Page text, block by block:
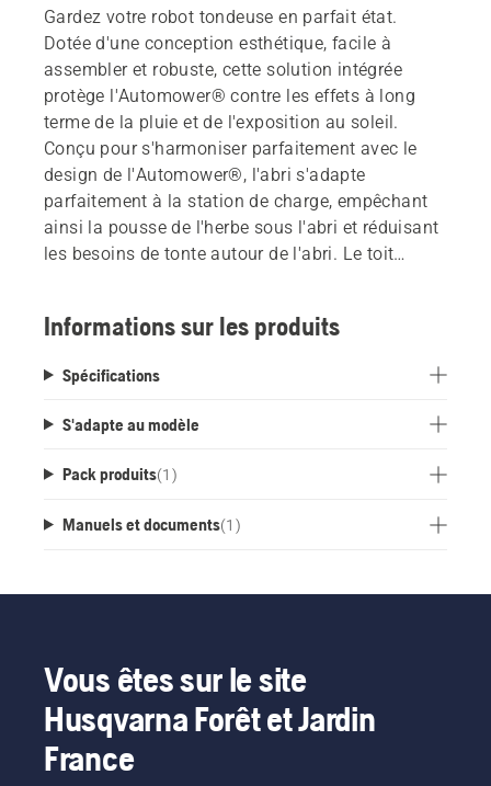
Gardez votre robot tondeuse en parfait état.
Dotée d'une conception esthétique, facile à
assembler et robuste, cette solution intégrée
protège l'Automower® contre les effets à long
terme de la pluie et de l'exposition au soleil.
Conçu pour s'harmoniser parfaitement avec le
design de l'Automower®, l'abri s'adapte
parfaitement à la station de charge, empêchant
ainsi la pousse de l'herbe sous l'abri et réduisant
les besoins de tonte autour de l'abri. Le toit
de charge, et peut également être retiré et remisé
Informations sur les produits
Spécifications
S'adapte au modèle
Pack produits(1 )
Manuels et documents(1 )
Vous êtes sur le site
Husqvarna Forêt et Jardin
France